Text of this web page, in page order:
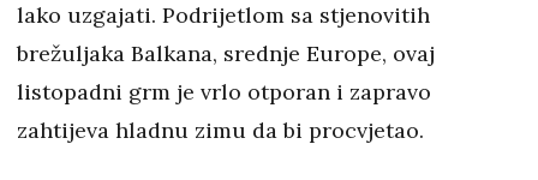
lako uzgajati. Podrijetlom sa stjenovitih
brežuljaka Balkana, srednje Europe, ovaj
listopadni grm je vrlo otporan i zapravo
zahtijeva hladnu zimu da bi procvjetao.